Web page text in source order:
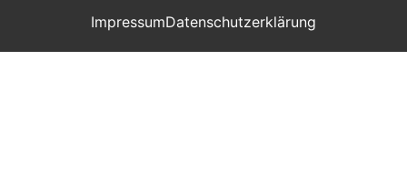
ImpressumDatenschutzerklärung